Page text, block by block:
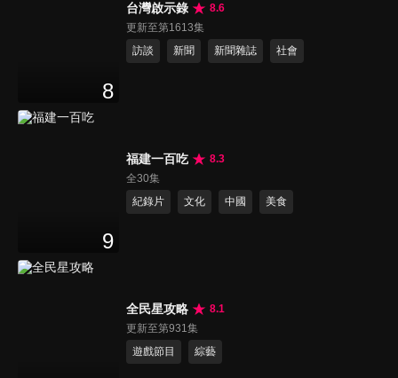
8
台灣啟示錄
8.6
更新至第1613集
訪談
新聞 新聞雜誌 社會
9
福建一百吃
8.3
全30集
紀錄片
文化 中國 美食
全民星攻略
8.1
更新至第931集
遊戲節目
綜藝